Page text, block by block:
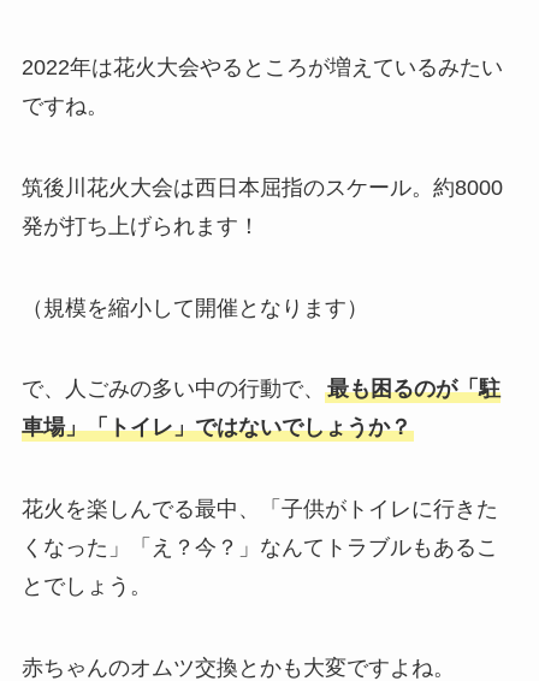
2022年は花火大会やるところが増えているみたい
ですね。
筑後川花火大会は西日本屈指のスケール。約8000
発が打ち上げられます！
（規模を縮小して開催となります）
で、人ごみの多い中の行動で、 最も困るのが「駐
車場」「トイレ」ではないでしょうか？
花火を楽しんでる最中、「子供がトイレに行きた
くなった」「え？今？」なんてトラブルもあるこ
とでしょう。
赤ちゃんのオムツ交換とかも大変ですよね。